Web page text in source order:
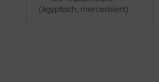
(ägyptisch, mercerisiert)